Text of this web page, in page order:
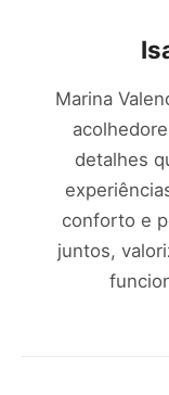
Marina
detalhes
conforto e
juntos,